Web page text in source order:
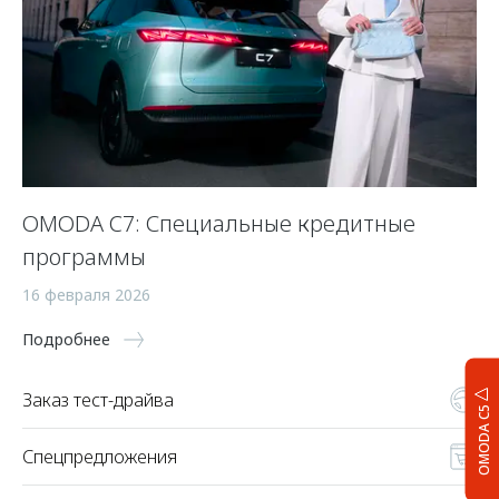
OMODA C5
OMODA C7: Специальные кредитные
программы
16 февраля 2026
Подробнее
Заказ тест-драйва
Спецпредложения